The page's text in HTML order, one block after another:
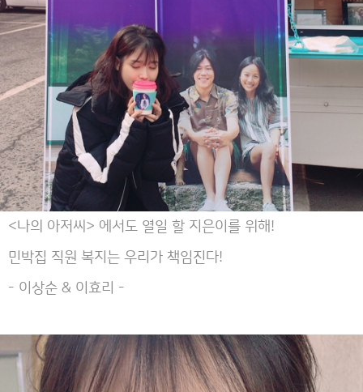
<나의 아저씨> 에서도 열일 할 지은이를 위해!
민박집 직원 복지는 우리가 책임진다!
- 이상순 & 이효리 -